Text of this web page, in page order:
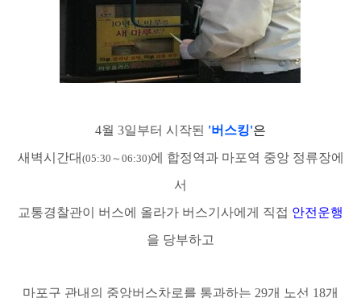
4월 3일부터 시작된 '버스킹'은
새벽시간대 (05:30 ～ 06:30)에 합정역과 마포역 중앙 정류장에
서
교통경찰관이 버스에 올라가 버스기사에게 직접 안전운행
을 당부하고
마포구 관내의 중앙버스차로를 통과하는 29개 노선 18개